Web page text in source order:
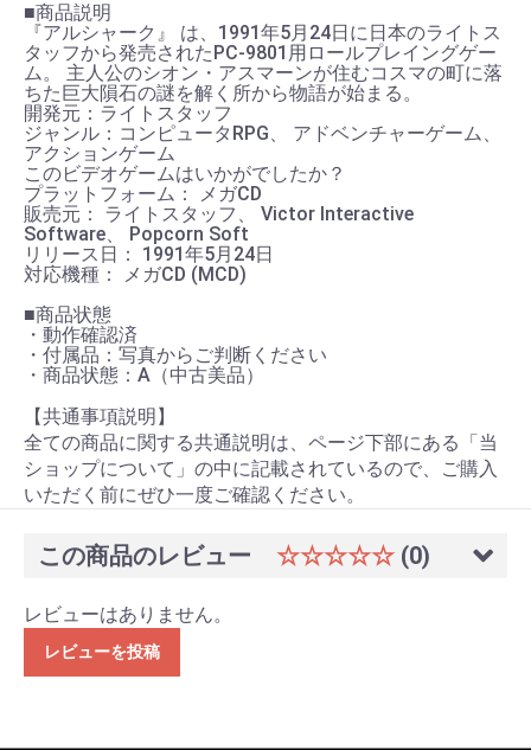
■商品説明
『アルシャーク』 は、1991年5月24日に日本のライトス
タッフから発売されたPC-9801用ロールプレイングゲー
ム。 主人公のシオン・アスマーンが住むコスマの町に落
ちた巨大隕石の謎を解く所から物語が始まる。
開発元：ライトスタッフ
ジャンル：コンピュータRPG、 アドベンチャーゲーム、
アクションゲーム
このビデオゲームはいかがでしたか？
プラットフォーム： メガCD
販売元： ライトスタッフ、 Victor Interactive
Software、 Popcorn Soft
リリース日： 1991年5月24日
対応機種： メガCD (MCD)
■商品状態
・動作確認済
・付属品：写真からご判断ください
・商品状態：A（中古美品）
【共通事項説明】
全ての商品に関する共通説明は、ページ下部にある「当
ショップについて」の中に記載されているので、ご購入
いただく前にぜひ一度ご確認ください。
この商品のレビュー ☆☆☆☆☆ (0)
レビューはありません。
レビューを投稿